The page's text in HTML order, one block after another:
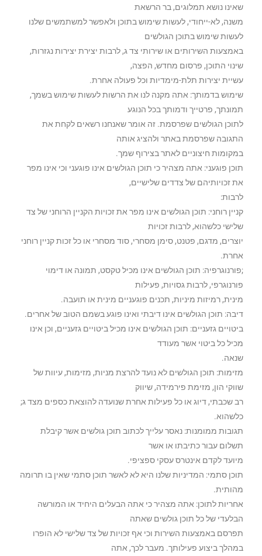
שאינו נושא תמלוגים, בר הרשאת
משנה, לא-ייחודי, לעשות שימוש בתוכן ולאפשר למשתמשים שלנו
לעשות שימוש בתוכן הגולשים
באמצעות השירותים או שירותי צד ג, לרבות יצירת יצירות נגזרות,
שינוי התוכן, פרסום מחדש, הפצה,
עשיית יצירות תלת-מימדיות וכל פעולה אחרת.
שימוש בדמותך: אתה מקנה לנו את הרשות לעשות שימוש בשמך,
תמונתך, פרטייך ודמותך בכל הנוגע
לתוכן הגולשים שפרסמת. זה אומר שאנחנו רשאים לקחת את
התגובה שפרסמת באתר ולהציג אותה
במקומות חיצוניים לאתר בצירוף שמך.
תוכן פוגעני: אתה מצהיר כי תוכן הגולשים אינו פוגעני וכי אינו מפר
את זכויותיהם של צדדים שלישיים,
לרבות:
קניין רוחני: תוכן הגולשים אינו מפר את זכויות הקניין הרוחני של צד
שלישי כלשהוא, לרבות זכויות
יוצרים, מדגם, פטנט, סימן מסחרי, סוד מסחרי או כל זכות קניין רוחני
אחרת.
;פורנוגרפיה: תוכן הגולשים אינו מכיל טקסט, תמונה או דימוי
פורנוגרפי, לרבות גסויות, פעילות
מינית, רמיזות מיניות, תכנים פוגעניים מינית או תועבה.
דיבה: תוכן הגולשים אינו דיבתי ואינו פוגע בשמם הטוב של אחרים.
ביטויים גזעניים: תוכן הגולשים אינו מכיל ביטויים גזעניים, וכן אינו
מכיל כל ביטוי אשר מעודד
שנאה.
מזימות: תוכן הגולשים לא נועד להרצת מניות, מזימות, עיוות של
שווקי הון, מזימת פירמידה, שיווק
רב שכבתי, דיוג או כל פעילות אחרת שנועדה להוצאת כספים מצד ג;
כלשהוא.
תגובות ממומנות: נאסר עלייך לכתוב תוכן גולשים אשר קיבלת
תשלום עבור כתיבתו או אשר
מיועד לקדם אינטרס עסקי ספציפי.
תוכן סתמי: המדיניות שלנו היא לא לאשר תוכן סתמי שאין בו תרומה
מהותית.
אחריות לתוכן: אתה מצהיר כי אתה הבעלים היחיד או המורשה
הבלעדי של כל תוכן גולשים שאתה
תפרסם באמצעות השירות וכי אף זכויות של צד שלישי לא הופרו
במהלך ביצוע פעילותך. מעבר לכך, אתה